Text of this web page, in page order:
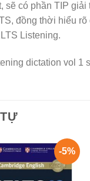
sẽ có phần TIP
đồng thời hiểu
Listening.
dictation vol 1
-5%